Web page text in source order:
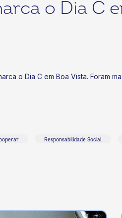
o Dia C
o Dia C em Boa Vista. Foram
Responsabilidade Social